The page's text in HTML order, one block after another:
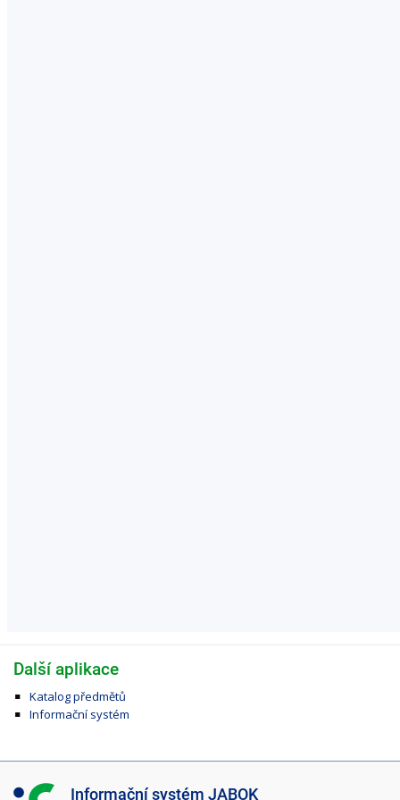
Další aplikace
Katalog předmětů
Informační systém
I Informační systém JABOK